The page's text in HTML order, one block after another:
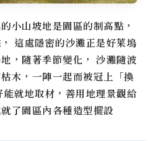
小山坡地是園區的制高點，
這處隱密的沙灘正是好萊塢
，隨著季節變化， 沙灘隨波
木，一陣一起而被冠上「換
就地取材，善用地理景觀給
了園區內各種造型擺設